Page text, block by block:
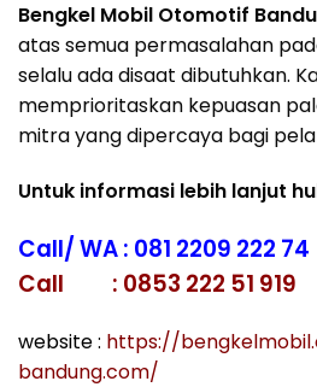
Bengkel Mobil Otomotif
atas semua permasalahan
selalu ada disaat dibutuhkan.
memprioritaskan kepuasan
mitra yang dipercaya bagi
Untuk informasi lebih lanjut
Call/ WA : 081 2209 222 74
Call : 0853 222 51 919
website : https://
bandung.com/